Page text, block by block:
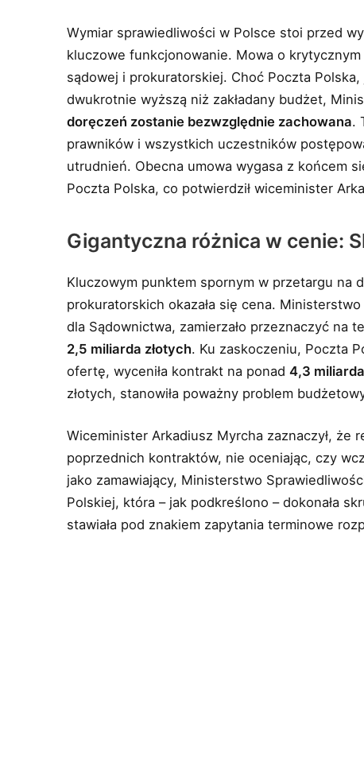
Wymiar sprawiedliwości w Polsce stoi przed
kluczowe funkcjonowanie. Mowa o
sądowej i prokuratorskiej. Choć Poczta
dwukrotnie wyższą niż zakładany budżet,
doręczeń zostanie bezwzględnie zachowana.
prawników i wszystkich uczestników
utrudnień. Obecna umowa wygasa z końcem
Poczta Polska, co potwierdził wiceminister
Gigantyczna różnica w cenie:
Kluczowym punktem spornym w przetargu na
prokuratorskich okazała się cena.
dla Sądownictwa, zamierzało przeznaczyć na
2,5 miliarda złotych. Ku zaskoczeniu, Poczta
ofertę, wyceniła kontrakt na ponad4,3
złotych, stanowiła poważny problem
Wiceminister Arkadiusz Myrcha zaznaczył, że
poprzednich kontraktów, nie oceniając, czy
jako zamawiający, Ministerstwo
Polskiej, która – jak podkreślono – dokonała
stawiała pod znakiem zapytania terminowe